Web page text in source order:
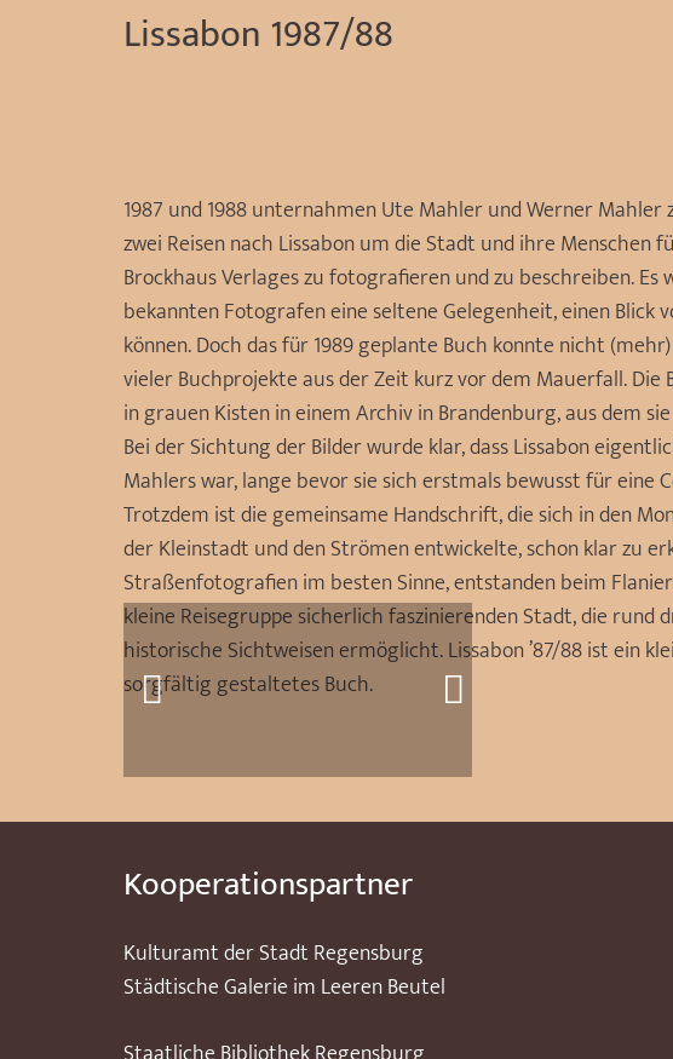
Lissabon 1987/88
1987 und 1988 unternahmen Ute Mahler und Werner
zwei Reisen nach Lissabon um die Stadt und ihre Menschen
Brockhaus Verlages zu fotografieren und zu beschreiben. Es
bekannten Fotografen eine seltene Gelegenheit, einen Blick
können. Doch das für 1989 geplante Buch konnte nicht
vieler Buchprojekte aus der Zeit kurz vor dem Mauerfall.
in grauen Kisten in einem Archiv in Brandenburg, aus dem
Bei der Sichtung der Bilder wurde klar, dass Lissabon
Mahlers war, lange bevor sie sich erstmals bewusst für eine
Trotzdem ist die gemeinsame Handschrift, die sich in den
der Kleinstadt und den Strömen entwickelte, schon klar zu
Straßenfotografien im besten Sinne, entstanden beim
kleine Reisegruppe sicherlich faszinierenden Stadt, die rund
historische Sichtweisen ermöglicht. Lissabon ’87/88 ist ein
sorgfältig gestaltetes Buch.
Kooperationspartner
Kulturamt der Stadt Regensburg
Städtische Galerie im Leeren Beutel